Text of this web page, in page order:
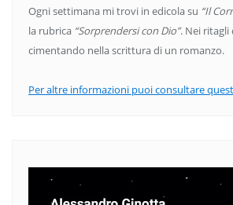
Ogni settimana mi trovi in edicola su “Il
la rubrica “Sorprendersi con Dio”. Nei
cimentando nella scrittura di un romanzo.
Per altre informazioni puoi consultare